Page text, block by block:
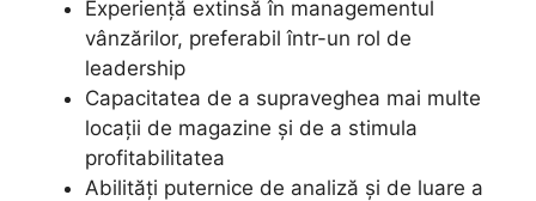
Experiență extinsă în managementul
vânzărilor, preferabil într-un rol de
leadership
Capacitatea de a supraveghea mai multe
locații de magazine și de a stimula
profitabilitatea
Abilități puternice de analiză și de luare a